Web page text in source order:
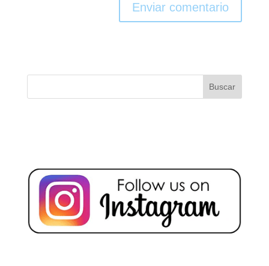
Enviar comentario